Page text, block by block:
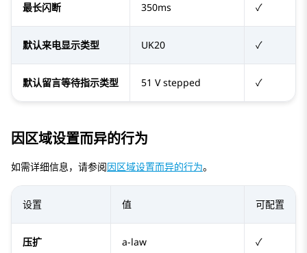
最长闪断 350ms ✓
默认来电显示类型 UK20 ✓
默认留言等待指示类型 51 V stepped ✓
因区域设置而异的行为
如需详细信息，请参阅因区域设置而异的行为。
设置 值 可配置
压扩 a-law ✓